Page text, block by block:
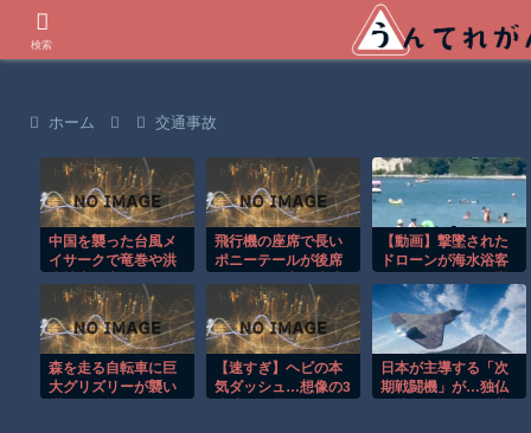
ホーム 交通事故
中国を襲った台風メ
イサークで竜巻や洪
飛行機の座席で長い
ポニーテールが後席
行為！！
【動画】撃墜された
ドローンが海水浴客
落して3人死亡。
森を走る自転車に巨
大グリズリーが襲い
【速すぎ】ヘビの本
気ダッシュ…想像の3
日本が主導する「次
期戦闘機」が…独仏
検索